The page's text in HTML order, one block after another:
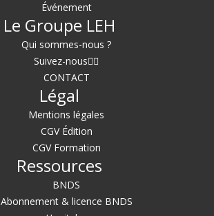
Événement
Le Groupe LEH
Qui sommes-nous ?
Suivez-nous
CONTACT
Légal
Mentions légales
CGV Édition
CGV Formation
Ressources
BNDS
Abonnement & licence BNDS